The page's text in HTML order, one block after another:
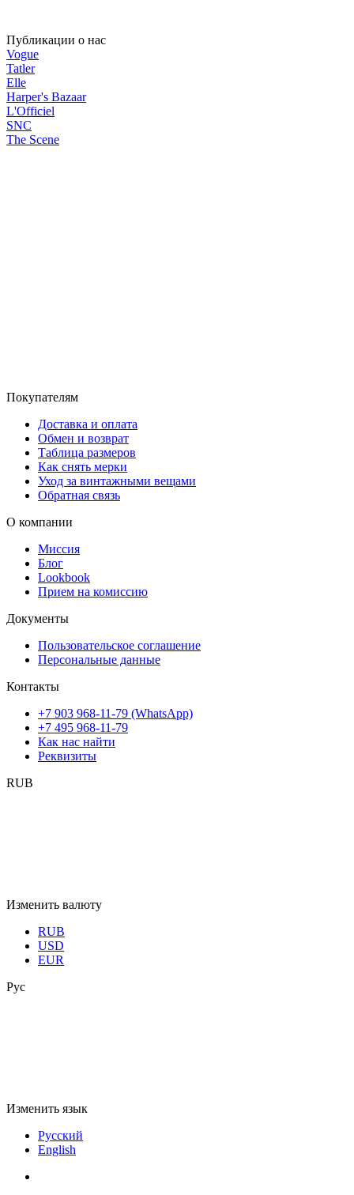
Публикации о нас
Vogue
Tatler
Elle
Harper's Bazaar
L'Officiel
SNC
The Scene
Покупателям
Доставка и оплата
Обмен и возврат
Таблица размеров
Как снять мерки
Уход за винтажными вещами
Обратная связь
О компании
Миссия
Блог
Lookbook
Прием на комиссию
Документы
Пользовательское соглашение
Персональные данные
Контакты
+7 903 968-11-79 (WhatsApp)
+7 495 968-11-79
Как нас найти
Реквизиты
RUB
Изменить валюту
RUB
USD
EUR
Рус
Изменить язык
Русский
English